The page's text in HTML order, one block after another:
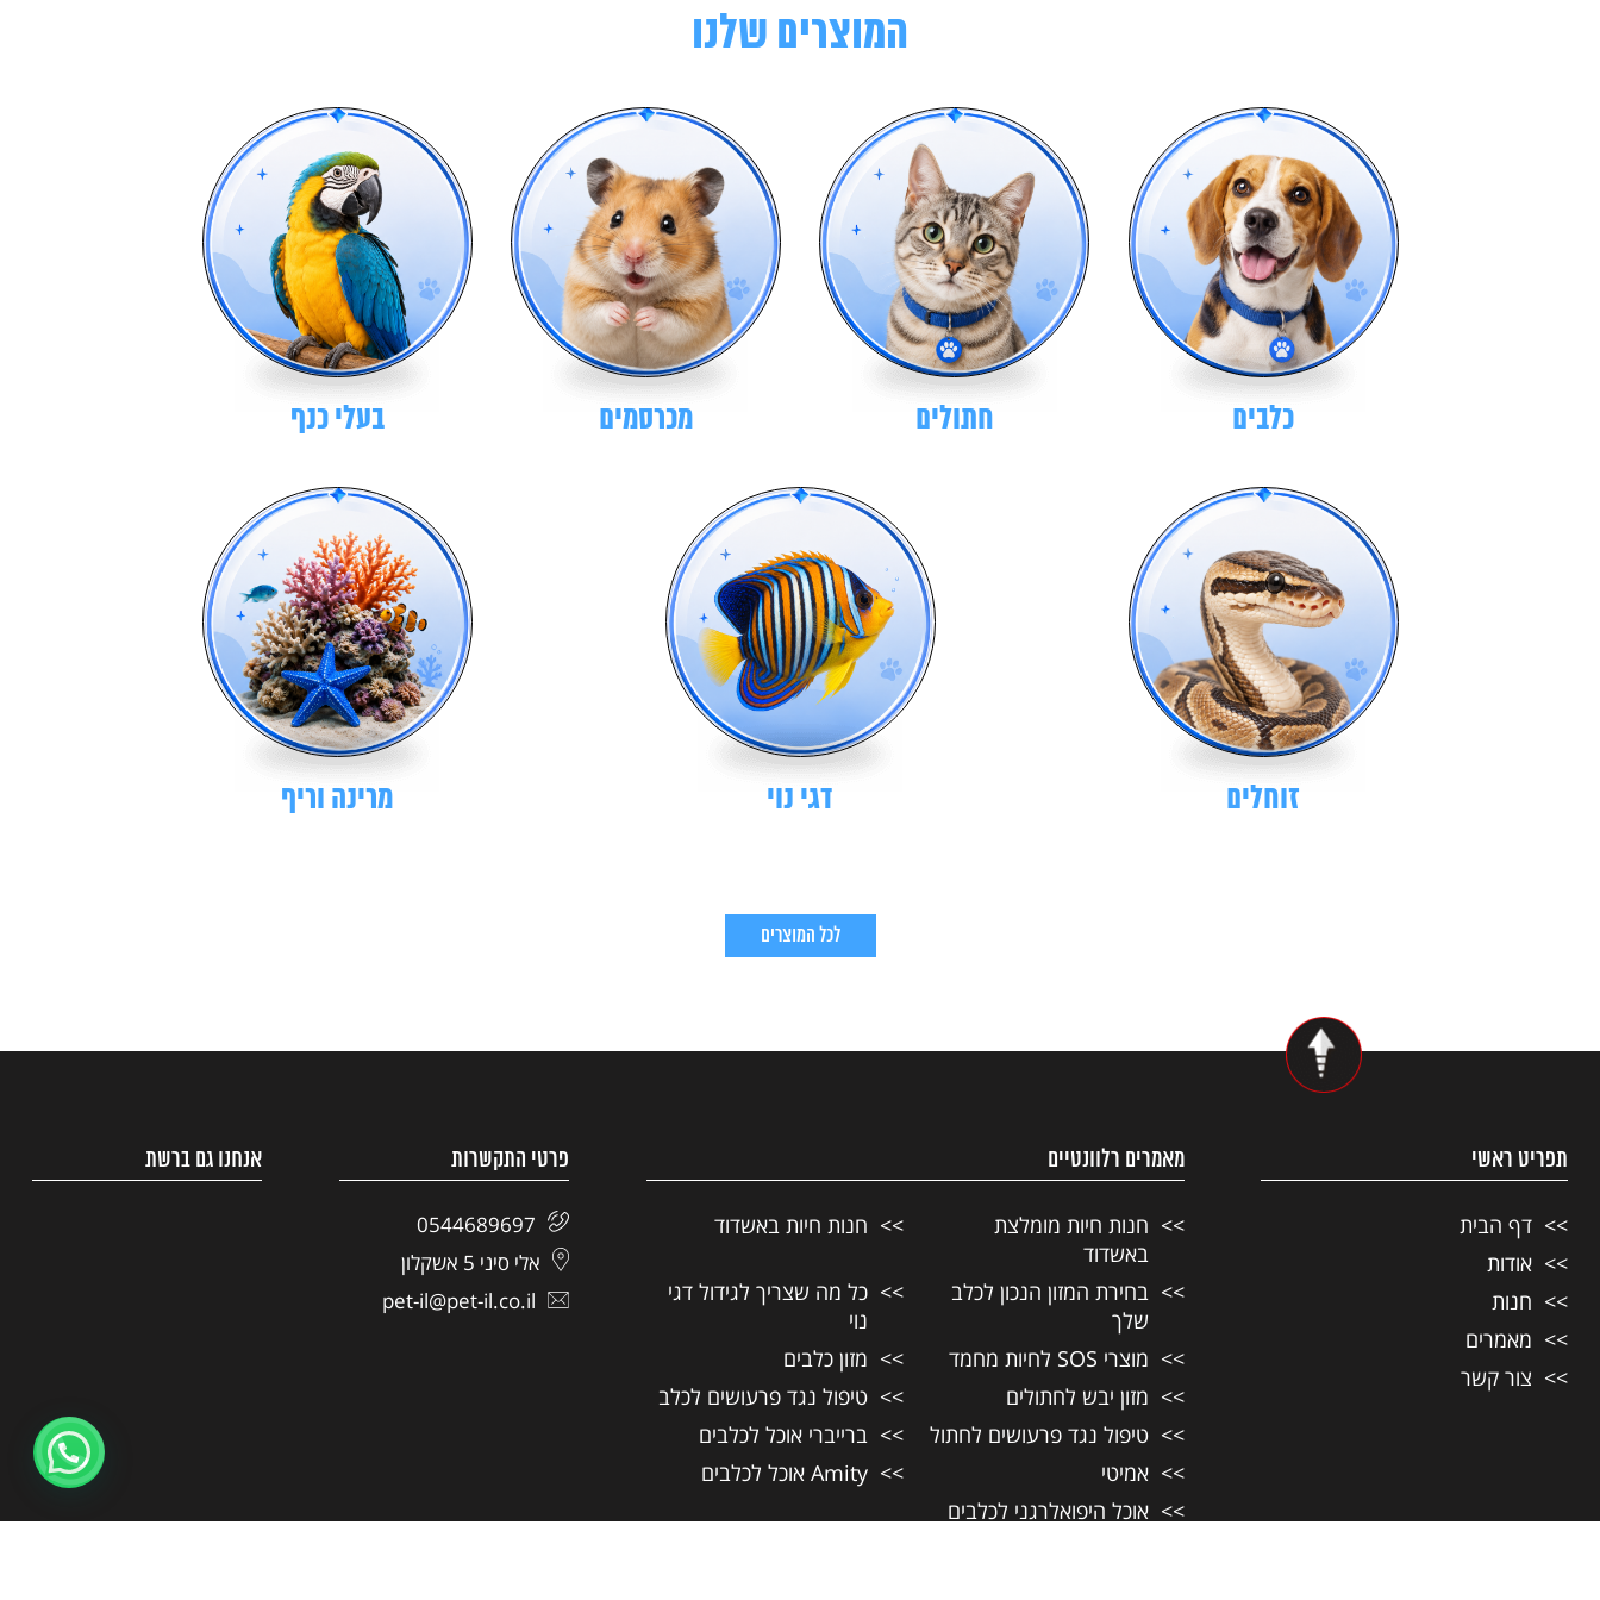
המוצרים שלנו
כלבים חתולים מכרסמים בעלי כנף
זוחלים דגי נוי מרינה וריף
לכל המוצרים
תפריט ראשי
דף הבית
אודות
חנות
מאמרים
צור קשר
מאמרים רלוונטיים
חנות חיות מומלצת
באשדוד
חנות חיות באשדוד
בחירת המזון הנכון לכלב
שלך
כל מה שצריך לגידול דגי
נוי
מוצרי SOS לחיות מחמד
מזון כלבים
מזון יבש לחתולים
טיפול נגד פרעושים לכלב
טיפול נגד פרעושים לחתול
ברייברי אוכל לכלבים
אמיטי
Amity אוכל לכלבים
אוכל היפואלרגני לכלבים
פרטי התקשרות
0544689697
אלי סיני 5 אשקלון
pet-il@pet-il.co.il
אנחנו גם ברשת